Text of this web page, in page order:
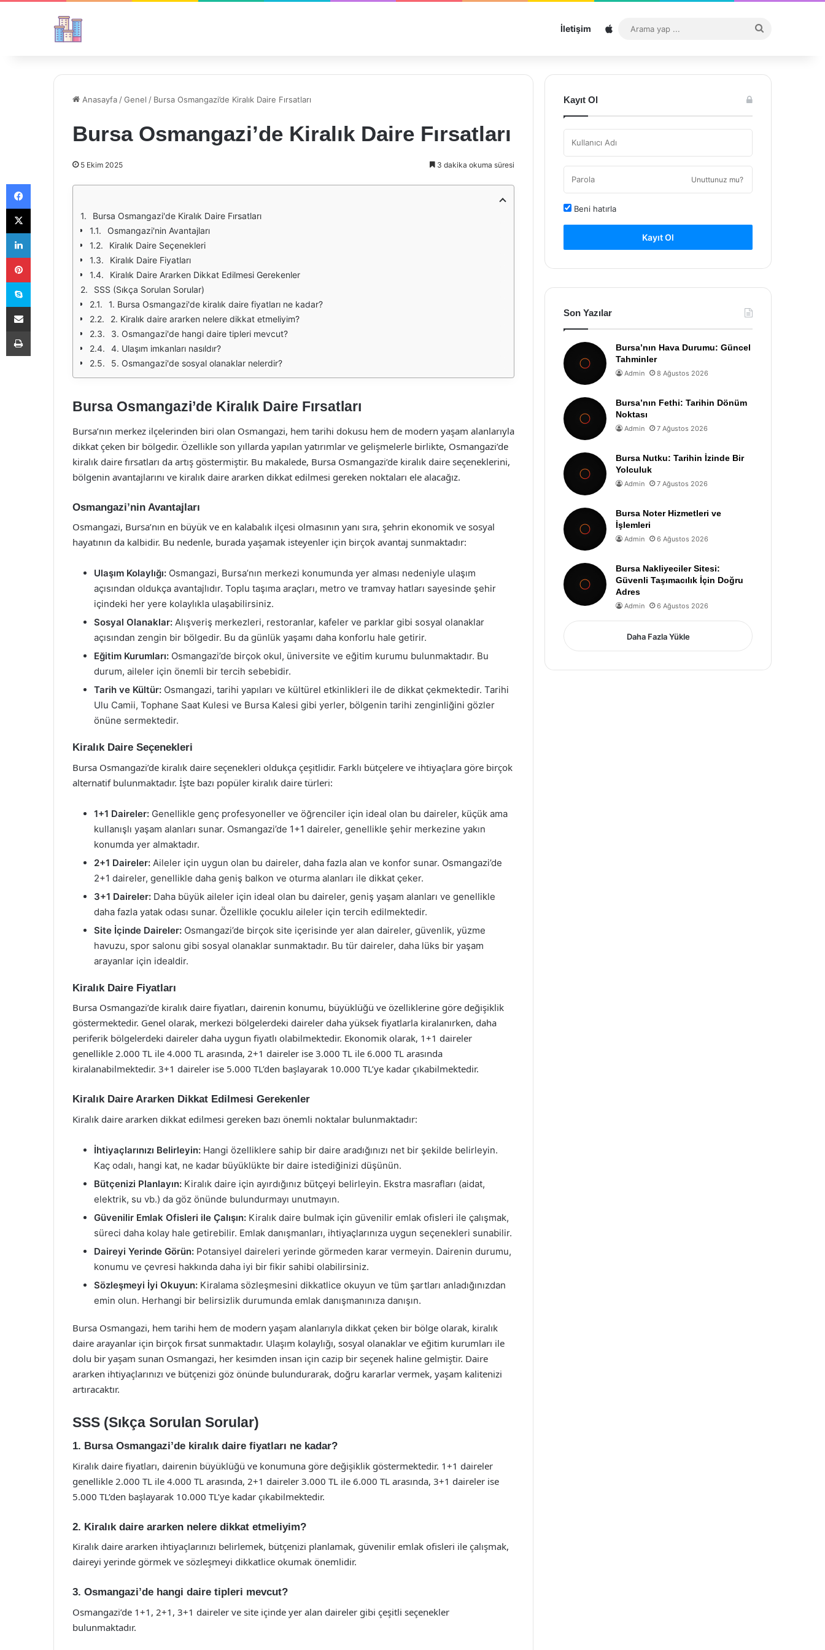
İletişim Sitemap
...
Anasayfa /Genel / Bursa Osmangazi’de Kiralık Daire Fırsatları
Bursa Osmangazi’de Kiralık Daire Fırsatları
5 Ekim 2025 3 dakika okuma süresi
Bursa Osmangazi'de Kiralık Daire Fırsatları
Osmangazi'nin Avantajları
Kiralık Daire Seçenekleri
Kiralık Daire Fiyatları
Kiralık Daire Ararken Dikkat Edilmesi Gerekenler
SSS (Sıkça Sorulan Sorular)
1. Bursa Osmangazi'de kiralık daire fiyatları ne kadar?
2. Kiralık daire ararken nelere dikkat etmeliyim?
3. Osmangazi'de hangi daire tipleri mevcut?
4. Ulaşım imkanları nasıldır?
5. Osmangazi'de sosyal olanaklar nelerdir?
Bursa Osmangazi’de Kiralık Daire Fırsatları
Bursa’nın merkez ilçelerinden biri olan Osmangazi, hem tarihi dokusu hem de modern yaşam alanlarıyla
dikkat çeken bir bölgedir. Özellikle son yıllarda yapılan yatırımlar ve gelişmelerle birlikte, Osmangazi’de
kiralık daire fırsatları da artış göstermiştir. Bu makalede, Bursa Osmangazi’de kiralık daire seçeneklerini,
bölgenin avantajlarını ve kiralık daire ararken dikkat edilmesi gereken noktaları ele alacağız.
Osmangazi’nin Avantajları
Osmangazi, Bursa’nın en büyük ve en kalabalık ilçesi olmasının yanı sıra, şehrin ekonomik ve sosyal
hayatının da kalbidir. Bu nedenle, burada yaşamak isteyenler için birçok avantaj sunmaktadır:
Ulaşım Kolaylığı: Osmangazi, Bursa’nın merkezi konumunda yer alması nedeniyle ulaşım
açısından oldukça avantajlıdır. Toplu taşıma araçları, metro ve tramvay hatları sayesinde şehir
içindeki her yere kolaylıkla ulaşabilirsiniz.
Sosyal Olanaklar: Alışveriş merkezleri, restoranlar, kafeler ve parklar gibi sosyal olanaklar
açısından zengin bir bölgedir. Bu da günlük yaşamı daha konforlu hale getirir.
Eğitim Kurumları: Osmangazi’de birçok okul, üniversite ve eğitim kurumu bulunmaktadır. Bu
durum, aileler için önemli bir tercih sebebidir.
Tarih ve Kültür: Osmangazi, tarihi yapıları ve kültürel etkinlikleri ile de dikkat çekmektedir. Tarihi
Ulu Camii, Tophane Saat Kulesi ve Bursa Kalesi gibi yerler, bölgenin tarihi zenginliğini gözler
önüne sermektedir.
Kiralık Daire Seçenekleri
Bursa Osmangazi’de kiralık daire seçenekleri oldukça çeşitlidir. Farklı bütçelere ve ihtiyaçlara göre birçok
alternatif bulunmaktadır. İşte bazı popüler kiralık daire türleri:
1+1 Daireler: Genellikle genç profesyoneller ve öğrenciler için ideal olan bu daireler, küçük ama
kullanışlı yaşam alanları sunar. Osmangazi’de 1+1 daireler, genellikle şehir merkezine yakın
konumda yer almaktadır.
2+1 Daireler: Aileler için uygun olan bu daireler, daha fazla alan ve konfor sunar. Osmangazi’de
2+1 daireler, genellikle daha geniş balkon ve oturma alanları ile dikkat çeker.
3+1 Daireler: Daha büyük aileler için ideal olan bu daireler, geniş yaşam alanları ve genellikle
daha fazla yatak odası sunar. Özellikle çocuklu aileler için tercih edilmektedir.
Site İçinde Daireler: Osmangazi’de birçok site içerisinde yer alan daireler, güvenlik, yüzme
havuzu, spor salonu gibi sosyal olanaklar sunmaktadır. Bu tür daireler, daha lüks bir yaşam
arayanlar için idealdir.
Kiralık Daire Fiyatları
Bursa Osmangazi’de kiralık daire fiyatları, dairenin konumu, büyüklüğü ve özelliklerine göre değişiklik
göstermektedir. Genel olarak, merkezi bölgelerdeki daireler daha yüksek fiyatlarla kiralanırken, daha
periferik bölgelerdeki daireler daha uygun fiyatlı olabilmektedir. Ekonomik olarak, 1+1 daireler
genellikle 2.000 TL ile 4.000 TL arasında, 2+1 daireler ise 3.000 TL ile 6.000 TL arasında
kiralanabilmektedir. 3+1 daireler ise 5.000 TL’den başlayarak 10.000 TL’ye kadar çıkabilmektedir.
Kiralık Daire Ararken Dikkat Edilmesi Gerekenler
Kiralık daire ararken dikkat edilmesi gereken bazı önemli noktalar bulunmaktadır:
İhtiyaçlarınızı Belirleyin: Hangi özelliklere sahip bir daire aradığınızı net bir şekilde belirleyin.
Kaç odalı, hangi kat, ne kadar büyüklükte bir daire istediğinizi düşünün.
Bütçenizi Planlayın: Kiralık daire için ayırdığınız bütçeyi belirleyin. Ekstra masrafları (aidat,
elektrik, su vb.) da göz önünde bulundurmayı unutmayın.
Güvenilir Emlak Ofisleri ile Çalışın: Kiralık daire bulmak için güvenilir emlak ofisleri ile çalışmak,
süreci daha kolay hale getirebilir. Emlak danışmanları, ihtiyaçlarınıza uygun seçenekleri sunabilir.
Daireyi Yerinde Görün: Potansiyel daireleri yerinde görmeden karar vermeyin. Dairenin durumu,
konumu ve çevresi hakkında daha iyi bir fikir sahibi olabilirsiniz.
Sözleşmeyi İyi Okuyun: Kiralama sözleşmesini dikkatlice okuyun ve tüm şartları anladığınızdan
emin olun. Herhangi bir belirsizlik durumunda emlak danışmanınıza danışın.
Bursa Osmangazi, hem tarihi hem de modern yaşam alanlarıyla dikkat çeken bir bölge olarak, kiralık
daire arayanlar için birçok fırsat sunmaktadır. Ulaşım kolaylığı, sosyal olanaklar ve eğitim kurumları ile
dolu bir yaşam sunan Osmangazi, her kesimden insan için cazip bir seçenek haline gelmiştir. Daire
ararken ihtiyaçlarınızı ve bütçenizi göz önünde bulundurarak, doğru kararlar vermek, yaşam kalitenizi
artıracaktır.
SSS (Sıkça Sorulan Sorular)
1. Bursa Osmangazi’de kiralık daire fiyatları ne kadar?
Kiralık daire fiyatları, dairenin büyüklüğü ve konumuna göre değişiklik göstermektedir. 1+1 daireler
genellikle 2.000 TL ile 4.000 TL arasında, 2+1 daireler 3.000 TL ile 6.000 TL arasında, 3+1 daireler ise
5.000 TL’den başlayarak 10.000 TL’ye kadar çıkabilmektedir.
2. Kiralık daire ararken nelere dikkat etmeliyim?
Kiralık daire ararken ihtiyaçlarınızı belirlemek, bütçenizi planlamak, güvenilir emlak ofisleri ile çalışmak,
daireyi yerinde görmek ve sözleşmeyi dikkatlice okumak önemlidir.
3. Osmangazi’de hangi daire tipleri mevcut?
Osmangazi’de 1+1, 2+1, 3+1 daireler ve site içinde yer alan daireler gibi çeşitli seçenekler
bulunmaktadır.
Kayıt Ol
Unuttunuz mu?
Beni hatırla
Kayıt Ol
Son Yazılar
Bursa’nın Hava Durumu: Güncel
Tahminler
Admin 8 Ağustos 2026
Bursa’nın Fethi: Tarihin Dönüm
Noktası
Admin 7 Ağustos 2026
Bursa Nutku: Tarihin İzinde Bir
Yolculuk
Admin 7 Ağustos 2026
Bursa Noter Hizmetleri ve
İşlemleri
Admin 6 Ağustos 2026
Bursa Nakliyeciler Sitesi:
Güvenli Taşımacılık İçin Doğru
Adres
Admin 6 Ağustos 2026
Daha Fazla Yükle
Facebook
X
LinkedIn
Pinterest
Skype
E-Posta ile paylaş